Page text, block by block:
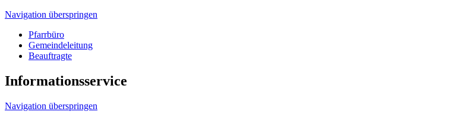
Navigation überspringen
Pfarrbüro
Gemeindeleitung
Beauftragte
Informationsservice
Navigation überspringen